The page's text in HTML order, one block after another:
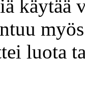
käytää
luota